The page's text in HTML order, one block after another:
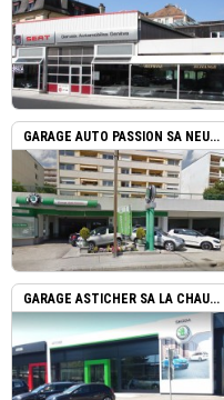
GARAGE AUTO PASSION SA NEU...
GARAGE ASTICHER SA LA CHAU...